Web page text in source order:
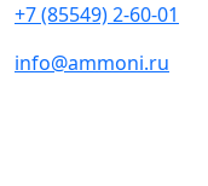
+7 (85549) 2-60-01
info@ammoni.ru